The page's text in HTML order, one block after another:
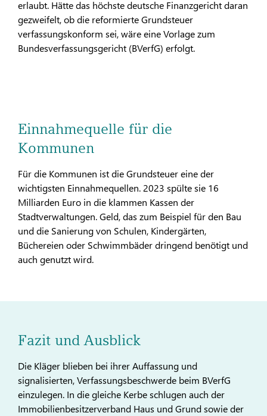
erlaubt. Hätte das höchste deutsche Finanzgericht daran
gezweifelt, ob die reformierte Grundsteuer
verfassungskonform sei, wäre eine Vorlage zum
Bundesverfassungsgericht (BVerfG) erfolgt.
Einnahmequelle für die
Kommunen
Für die Kommunen ist die Grundsteuer eine der
wichtigsten Einnahmequellen. 2023 spülte sie 16
Milliarden Euro in die klammen Kassen der
Stadtverwaltungen. Geld, das zum Beispiel für den Bau
und die Sanierung von Schulen, Kindergärten,
Büchereien oder Schwimmbäder dringend benötigt und
auch genutzt wird.
Fazit und Ausblick
Die Kläger blieben bei ihrer Auffassung und
signalisierten, Verfassungsbeschwerde beim BVerfG
einzulegen. In die gleiche Kerbe schlugen auch der
Immobilienbesitzerverband Haus und Grund sowie der